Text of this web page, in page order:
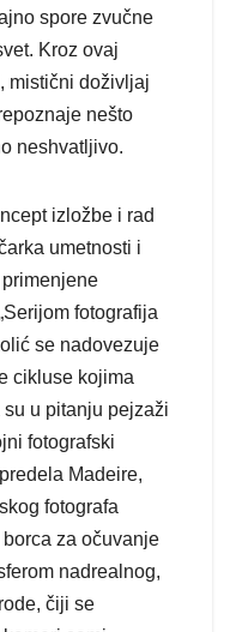
spore zvučne
Kroz ovaj
mistični doživljaj
nešto
neshvatljivo.
izložbe i rad
umetnosti i
fotografija
se nadovezuje
cikluse kojima
u pitanju pejzaži
fotografski
Madeire,
fotografa
za očuvanje
nadrealnog,
čiji se